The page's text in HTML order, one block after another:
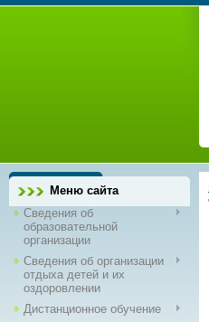
Меню сайта
Сведения об
образовательной
организации
Сведения об организации
отдыха детей и их
оздоровлении
Дистанционное обучение